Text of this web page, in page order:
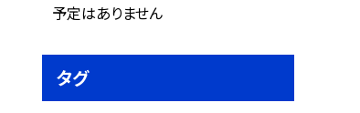
予定はありません
タグ